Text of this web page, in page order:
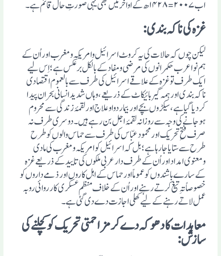
اب ۲۰۰۷=۱۴۲۸ھ کے اواخر میں بھی یہی صورتِ حال قائم ہے۔
غزہ کی ناکہ بندی :
لیکن چوں کہ حالات کی یہ کروٹ اسرائیل وامریکہ ومغرب اور اُن کے
ہم نوا عرب حکمرانوں کی مرضی ومفاد کے بالکل برعکس ہے؛ اِس لیے
ایک طرف تو غزہ کے علاقے اسرائیل کی طر ف سے بالعموم اقتصادی
ناکہ بندی اور ہمہ گیر بائیکاٹ کے ذریعے، وہاں شدیدانسانی بحران پیدا
کردیا گیاہے، سیکڑوں بچے اور بیمار دوا وعلاج اور لقمۂ زندگی سے محروم
ہوجانے کی وجہ سے روزانہ لقمۂ اجل بن رہے ہیں۔ دوسری طرف نہ
صرف فتحِ تحریک اور محمود عبّاس کی طرف سے حماس والوں کو طرح
طرح سے ستایا جارہا ہے؛ بل کہ اسرائیل کو امریکہ ومغرب کی مادی
ومعنوی امداد اور اُن کے طرف دار عربی ملکوں کی تایید کے ذریعے غزہ
کے سارے باشندوں کو عموماً اور حماس کے اہل کاروں اور ذمے داروں کو
خصوصاً تہِ تیغ کرتے رہنے اور اُن کے خلاف منظم عسکری کار روائی روبہ
عمل لاتے رہنے کے لیے کھلی اجازت دے دی گئی ہے۔
معاہدات کا دھوکہ دے کر مزاحمتی تحریک کو کچلنے کی
سازش :